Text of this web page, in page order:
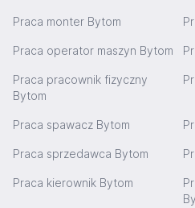
Praca monter Bytom
Praca operator maszyn Bytom
Praca pracownik fizyczny
Bytom
Praca spawacz Bytom
Praca sprzedawca Bytom
Praca kierownik Bytom